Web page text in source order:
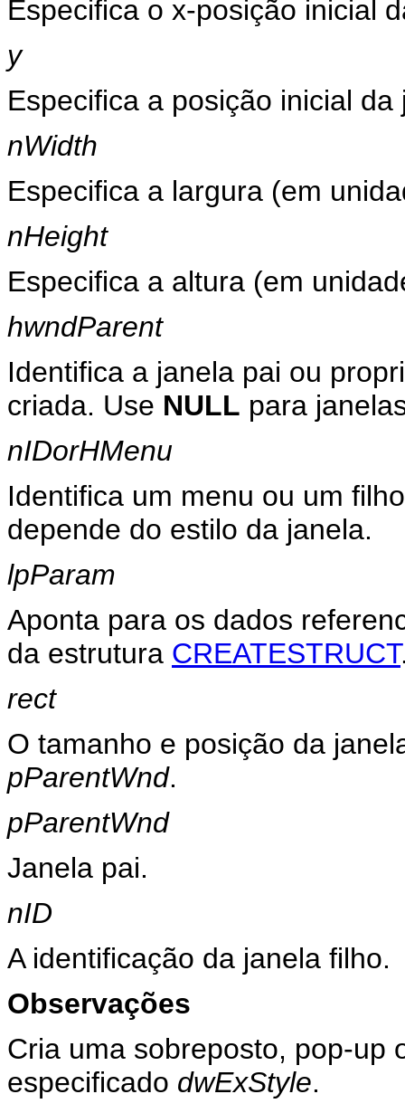
Especifica o x-posição inicial
y
Especifica a posição inicial
nWidth
Especifica a largura (em
nHeight
Especifica a altura (em
hwndParent
Identifica a janela pai ou
criada. Use NULL para
nIDorHMenu
Identifica um menu ou um
depende do estilo da janela.
lpParam
Aponta para os dados
da estrutura CREATESTRUCT
rect
O tamanho e posição da
pParentWnd.
pParentWnd
Janela pai.
nID
A identificação da janela filho.
Observações
Cria uma sobreposto, pop-up
especificado dwExStyle.